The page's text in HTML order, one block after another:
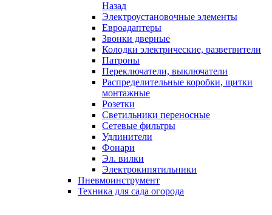
Назад
Электроустановочные элементы
Евроадаптеры
Звонки дверные
Колодки электрические, разветвители
Патроны
Переключатели, выключатели
Распределительные коробки, щитки
монтажные
Розетки
Светильники переносные
Сетевые фильтры
Удлинители
Фонари
Эл. вилки
Электрокипятильники
Пневмоинструмент
Техника для сада огорода